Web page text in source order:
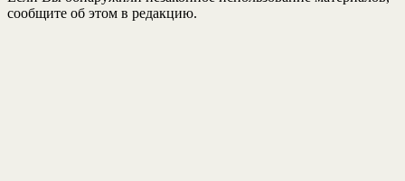
сообщите об этом в редакцию.